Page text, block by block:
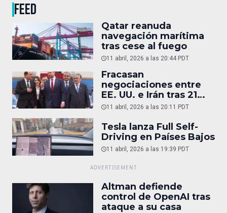
FEED
Qatar reanuda
navegación marítima
tras cese al fuego
11 abril, 2026 a las 20:44 PDT
Fracasan
negociaciones entre
EE. UU. e Irán tras 21
horas
11 abril, 2026 a las 20:11 PDT
Tesla lanza Full Self-
Driving en Países Bajos
11 abril, 2026 a las 19:39 PDT
Altman defiende
control de OpenAI tras
ataque a su casa